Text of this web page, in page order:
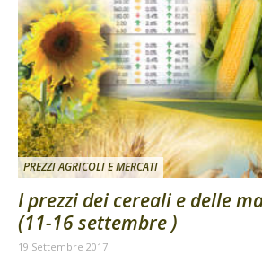
PREZZI AGRICOLI E MERCATI
I prezzi dei cereali e delle
(11-16 settembre )
19 Settembre 2017